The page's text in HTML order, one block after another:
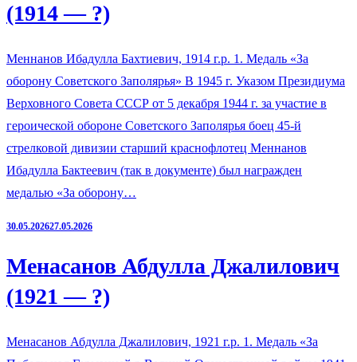
(1914 — ?)
Меннанов Ибадулла Бахтиевич, 1914 г.р. 1. Медаль «За
оборону Советского Заполярья» В 1945 г. Указом Президиума
Верховного Совета СССР от 5 декабря 1944 г. за участие в
героической обороне Советского Заполярья боец 45-й
стрелковой дивизии старший краснофлотец Меннанов
Ибадулла Бактеевич (так в документе) был награжден
медалью «За оборону…
30.05.202627.05.2026
Менасанов Абдулла Джалилович
(1921 — ?)
Менасанов Абдулла Джалилович, 1921 г.р. 1. Медаль «За